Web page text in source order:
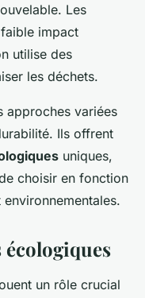
Les
impact
utilise des
les déchets.
approches variées
Ils offrent
uniques,
choisir en fonction
un rôle crucial